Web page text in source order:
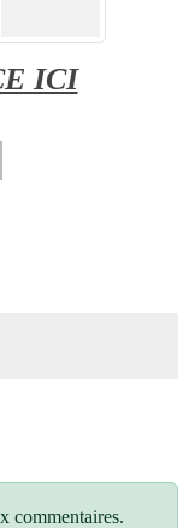
ICI
commentaires.